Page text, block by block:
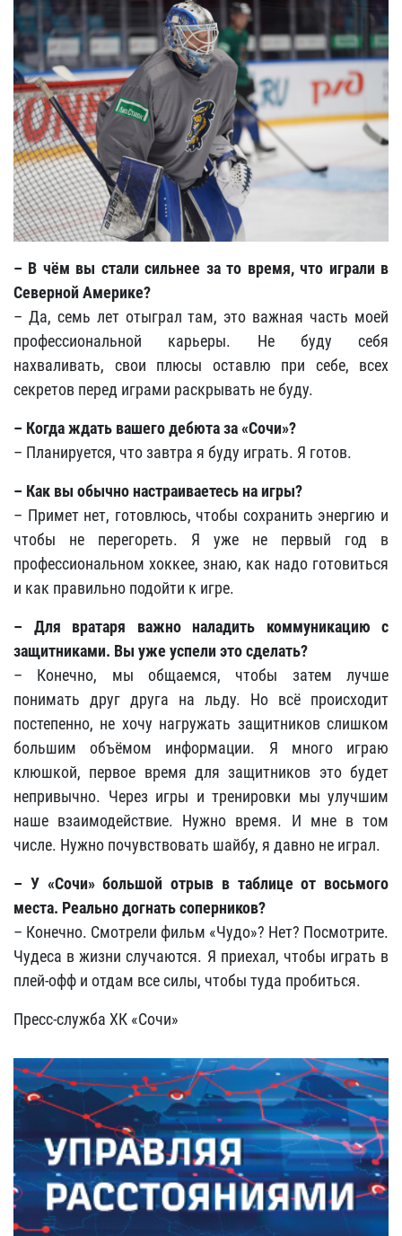
– В чём вы стали сильнее за то время, что играли в
Северной Америке?
– Да, семь лет отыграл там, это важная часть моей
профессиональной карьеры. Не буду себя
нахваливать, свои плюсы оставлю при себе, всех
секретов перед играми раскрывать не буду.
– Когда ждать вашего дебюта за «Сочи»?
– Планируется, что завтра я буду играть. Я готов.
– Как вы обычно настраиваетесь на игры?
– Примет нет, готовлюсь, чтобы сохранить энергию и
чтобы не перегореть. Я уже не первый год в
профессиональном хоккее, знаю, как надо готовиться
и как правильно подойти к игре.
– Для вратаря важно наладить коммуникацию с
защитниками. Вы уже успели это сделать?
– Конечно, мы общаемся, чтобы затем лучше
понимать друг друга на льду. Но всё происходит
постепенно, не хочу нагружать защитников слишком
большим объёмом информации. Я много играю
клюшкой, первое время для защитников это будет
непривычно. Через игры и тренировки мы улучшим
наше взаимодействие. Нужно время. И мне в том
числе. Нужно почувствовать шайбу, я давно не играл.
– У «Сочи» большой отрыв в таблице от восьмого
места. Реально догнать соперников?
– Конечно. Смотрели фильм «Чудо»? Нет? Посмотрите.
Чудеса в жизни случаются. Я приехал, чтобы играть в
плей-офф и отдам все силы, чтобы туда пробиться.
Пресс-служба ХК «Сочи»